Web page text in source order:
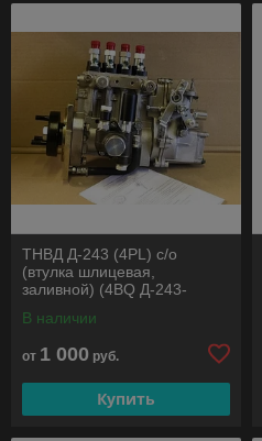
ТНВД Д-243 (4PL) с/о
(втулка шлицевая,
заливной) (4BQ Д-243-
В наличии
от 1 000 руб.
Купить